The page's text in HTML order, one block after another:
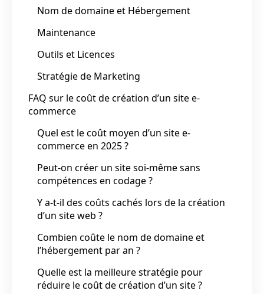
Nom de domaine et Hébergement
Maintenance
Outils et Licences
Stratégie de Marketing
FAQ sur le coût de création d’un site e-
commerce
Quel est le coût moyen d’un site e-
commerce en 2025 ?
Peut-on créer un site soi-même sans
compétences en codage ?
Y a-t-il des coûts cachés lors de la création
d’un site web ?
Combien coûte le nom de domaine et
l’hébergement par an ?
Quelle est la meilleure stratégie pour
réduire le coût de création d’un site ?